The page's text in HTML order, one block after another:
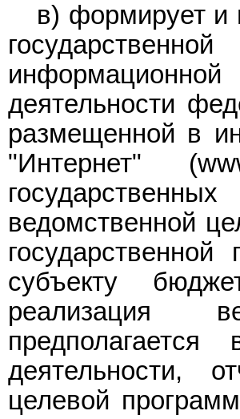
в) формирует и
деятельности
размещенной в
"Интернет"
ведомственной
субъекту
реализация
деятельности,
целевой